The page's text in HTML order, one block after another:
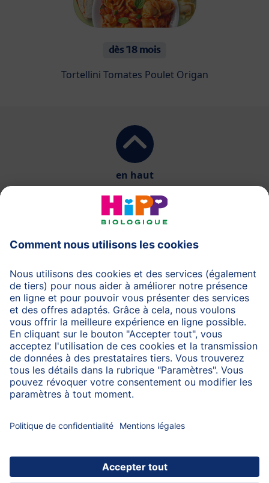
dès 18 mois
Tortellini Tomates Poulet Origan
en haut
HiPP Laits infantiles
HiPP Aliments pour bébés
HiPP Grossesse
Protection des données
Protection d'utilisation
Mentions légales
A propos de HiPP
Contactez-nous
données